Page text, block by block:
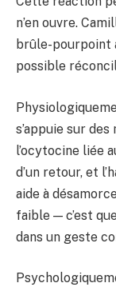
n’en ouvre.
brûle-pourpoint
possible
s’appuie sur
l’ocytocine liée
d’un retour, et
aide à
faible — c’est
dans un geste